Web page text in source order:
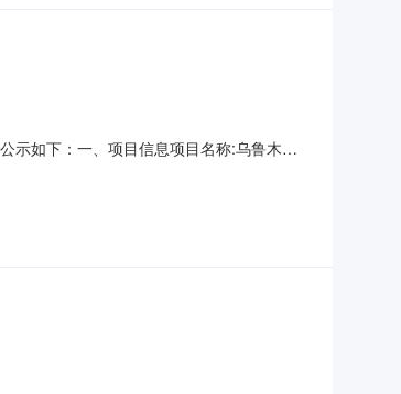
示如下：一、项目信息项目名称:乌鲁木齐
木齐市天山区二道桥街道办事处